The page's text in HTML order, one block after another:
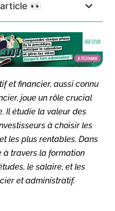
👀
et financier, aussi connu
joue un rôle crucial
Il étudie la valeur des
à choisir les
les plus rentables. Dans
à travers la formation
le salaire, et les
et administratif.